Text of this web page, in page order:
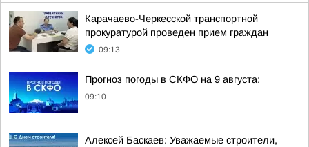
Карачаево-Черкесской транспортной
прокуратурой проведен прием граждан
09:13
Прогноз погоды в СКФО на 9 августа:
09:10
Алексей Баскаев: Уважаемые строители,